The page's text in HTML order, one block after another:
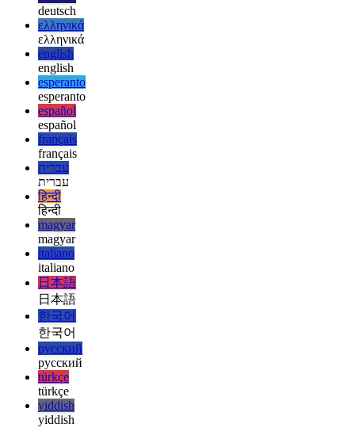
afrikaans
afrikaans
العربية
العربية
deutsch
deutsch
ελληνικά
ελληνικά
english
english
esperanto
esperanto
español
español
français
français
עברית
עברית
हिन्दी
हिन्दी
magyar
magyar
italiano
italiano
日本語
日本語
한국어
한국어
русский